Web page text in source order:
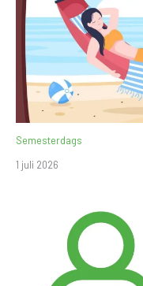
Semesterdags
1 juli 2026